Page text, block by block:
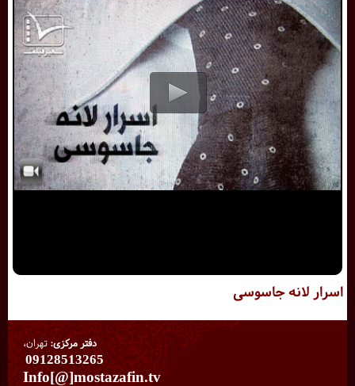
اسرار لانه جاسوسی
دفتر مرکزی:تهران،
09128513265
Info[@]mostazafin.tv